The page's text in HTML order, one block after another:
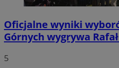
Oficjalne wyniki
Górnych wygrywa
5